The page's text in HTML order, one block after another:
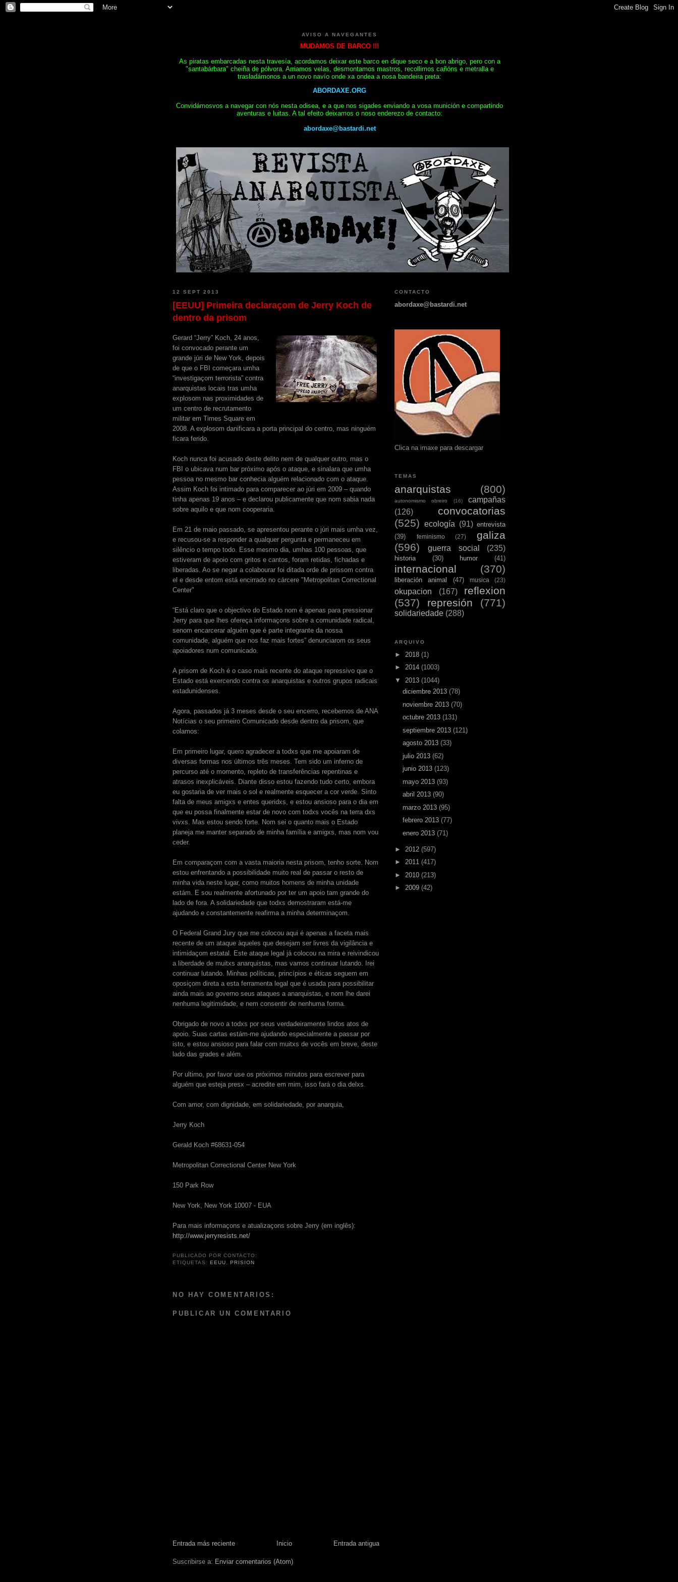
AVISO A NAVEGANTES
MUDAMOS DE BARCO !!!
As piratas embarcadas nesta travesía, acordamos deixar este barco en dique seco e a bon abrigo, pero con a
"santabárbara" cheiña de pólvora. Arriamos velas, desmontamos mastros, recollimos cañóns e metralla e
trasladámonos a un novo navío onde xa ondea a nosa bandeira preta:
ABORDAXE.ORG
Convidámosvos a navegar con nós nesta odisea, e a que nos sigades enviando a vosa munición e compartindo
aventuras e luitas. A tal efeito deixamos o noso enderezo de contacto:
abordaxe@bastardi.net
12 SEPT 2013
[EEUU] Primeira declaraçom de Jerry Koch de
dentro da prisom
Gerard “Jerry” Koch, 24 anos,
foi convocado perante um
grande júri de New York, depois
de que o FBI começara umha
“investigaçom terrorista” contra
anarquistas locais tras umha
explosom nas proximidades de
um centro de recrutamento
militar em Times Square em
2008. A explosom danificara a porta principal do centro, mas ninguém
ficara ferido.
Koch nunca foi acusado deste delito nem de qualquer outro, mas o
FBI o ubicava num bar próximo após o ataque, e sinalara que umha
pessoa no mesmo bar conhecia alguém relacionado com o ataque.
Assim Koch foi intimado para comparecer ao júri em 2009 – quando
tinha apenas 19 anos – e declarou publicamente que nom sabia nada
sobre aquilo e que nom cooperaria.
Em 21 de maio passado, se apresentou perante o júri mais umha vez,
e recusou-se a responder a qualquer pergunta e permaneceu em
silêncio o tempo todo. Esse mesmo dia, umhas 100 pessoas, que
estiveram de apoio com gritos e cantos, foram retidas, fichadas e
liberadas. Ao se negar a colabourar foi ditada orde de prissom contra
el e desde entom está encirrado no cárcere "Metropolitan Correctional
Center"
“Está claro que o objectivo do Estado nom é apenas para pressionar
Jerry para que lhes ofereça informaçons sobre a comunidade radical,
senom encarcerar alguém que é parte integrante da nossa
comunidade, alguém que nos faz mais fortes” denunciarom os seus
apoiadores num comunicado.
A prisom de Koch é o caso mais recente do ataque repressivo que o
Estado está exercendo contra os anarquistas e outros grupos radicais
estadunidenses.
Agora, passados já 3 meses desde o seu encerro, recebemos de ANA
Notícias o seu primeiro Comunicado desde dentro da prisom, que
colamos:
Em primeiro lugar, quero agradecer a todxs que me apoiaram de
diversas formas nos últimos três meses. Tem sido um inferno de
percurso até o momento, repleto de transferências repentinas e
atrasos inexplicáveis. Diante disso estou fazendo tudo certo, embora
eu gostaria de ver mais o sol e realmente esquecer a cor verde. Sinto
falta de meus amigxs e entes queridxs, e estou ansioso para o dia em
que eu possa finalmente estar de novo com todxs vocês na terra dxs
vivxs. Mas estou sendo forte. Nom sei o quanto mais o Estado
planeja me manter separado de minha família e amigxs, mas nom vou
ceder.
Em comparaçom com a vasta maioria nesta prisom, tenho sorte. Nom
estou enfrentando a possibilidade muito real de passar o resto de
minha vida neste lugar, como muitos homens de minha unidade
estám. E sou realmente afortunado por ter um apoio tam grande do
lado de fora. A solidariedade que todxs demostraram está-me
ajudando e constantemente reafirma a minha determinaçom.
O Federal Grand Jury que me colocou aqui é apenas a faceta mais
recente de um ataque àqueles que desejam ser livres da vigilância e
intimidaçom estatal. Este ataque legal já colocou na mira e reivindicou
a liberdade de muitxs anarquistas, mas vamos continuar lutando. Irei
continuar lutando. Minhas políticas, princípios e éticas seguem em
oposiçom direta a esta ferramenta legal que é usada para possibilitar
ainda mais ao governo seus ataques a anarquistas, e nom lhe darei
nenhuma legitimidade, e nem consentir de nenhuma forma.
Obrigado de novo a todxs por seus verdadeiramente lindos atos de
apoio. Suas cartas estám-me ajudando especialmente a passar por
isto, e estou ansioso para falar com muitxs de vocês em breve, deste
lado das grades e além.
Por ultimo, por favor use os próximos minutos para escrever para
alguém que esteja presx – acredite em mim, isso fará o dia delxs.
Com amor, com dignidade, em solidariedade, por anarquia,
Jerry Koch
Gerald Koch #68631-054
Metropolitan Correctional Center New York
150 Park Row
New York, New York 10007 - EUA
Para mais informaçons e atualizaçons sobre Jerry (em inglês):
http://www.jerryresists.net/
PUBLICADO PORCONTACTO:
ETIQUETAS:EEUU,PRISION
NO HAY COMENTARIOS:
PUBLICAR UN COMENTARIO
Entrada más reciente Entrada antigua
Inicio
Suscribirse a: Enviar comentarios (Atom)
CONTACTO
abordaxe@bastardi.net
Clica na imaxe para descargar
TEMAS
anarquistas (800)
autonomismo obreiro (16)
campañas
(126)
convocatorias
(525)
ecología (91) entrevista
(39)
feminismo (27)
galiza
(596)
guerra social (235)
historia (30) humor (41)
internacional (370)
liberación animal (47) musica (23)
okupacion (167)
reflexion
(537)
represión (771)
solidariedade (288)
ARQUIVO
► 2018 (1)
► 2014 (1003)
▼ 2013 (1044)
diciembre 2013 (78)
noviembre 2013 (70)
octubre 2013 (131)
septiembre 2013 (121)
agosto 2013 (33)
julio 2013 (62)
junio 2013 (123)
mayo 2013 (93)
abril 2013 (90)
marzo 2013 (95)
febrero 2013 (77)
enero 2013 (71)
► 2012 (597)
► 2011 (417)
► 2010 (213)
► 2009 (42)